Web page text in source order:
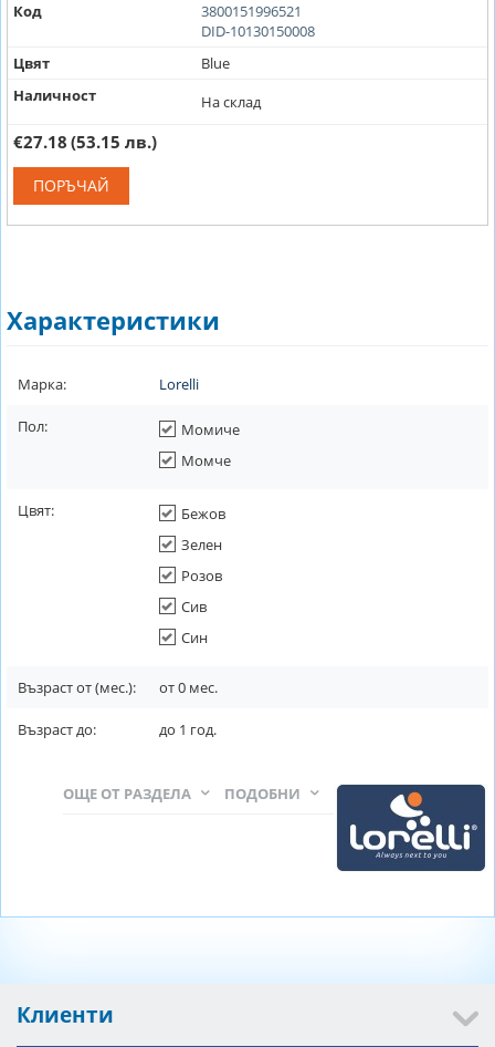
Код
3800151996521
DID-10130150008
Цвят
Blue
Наличност
На склад
€27.18 (53.15 лв.)
ПОРЪЧАЙ
Характеристики
Марка: Lorelli
Пол:
Момиче
Момче
Цвят:
Бежов
Зелен
Розов
Сив
Син
Възраст от (мес.): от0 мес.
Възраст до: до 1 год.
ПОДОБНИ
ОЩЕ ОТ РАЗДЕЛА
Клиенти